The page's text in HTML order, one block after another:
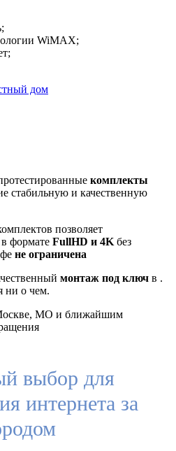
WiMAX;
дом
комплекты
стабильную и качественную
позволяет
формате FullHD и 4K без
не ограничена
монтаж под ключ в .
ни о чем.
МО и ближайшим
выбор для
интернета за